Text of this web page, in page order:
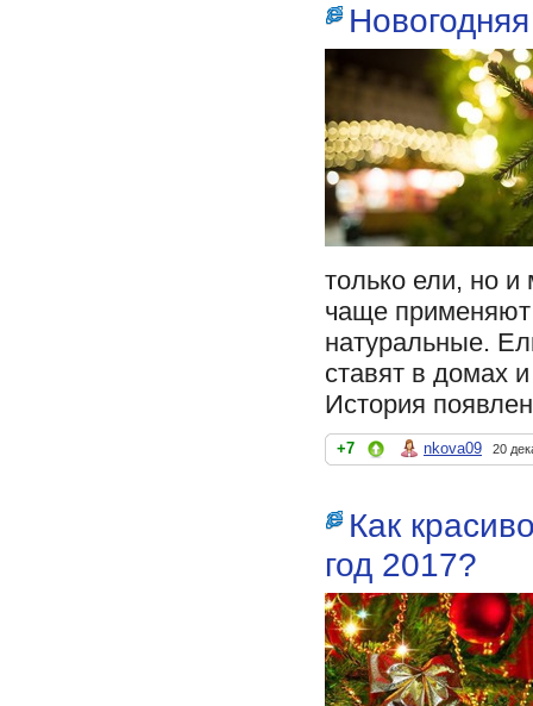
только ели, но
чаще
натуральные.
ставят в домах
История
+7 nkova09 20
Как
год 2017?